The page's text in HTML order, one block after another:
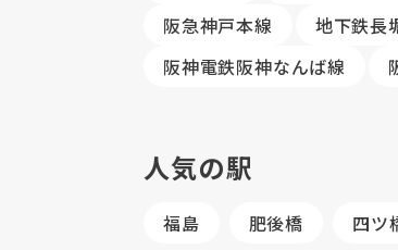
阪急神戸本線
地下鉄長
阪神電鉄阪神なんば線
人気の駅
福島 肥後橋 四ツ